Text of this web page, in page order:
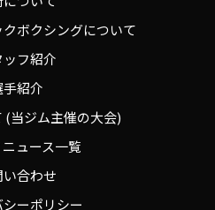
ボクシングについて
ッフ紹介
手紹介
(当ジム主催の大会)
ュース一覧
い合わせ
ーポリシー